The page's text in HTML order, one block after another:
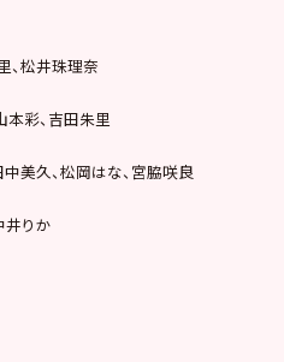
、松井珠理奈
本彩、吉田朱里
美久、松岡はな、宮脇咲良
井りか